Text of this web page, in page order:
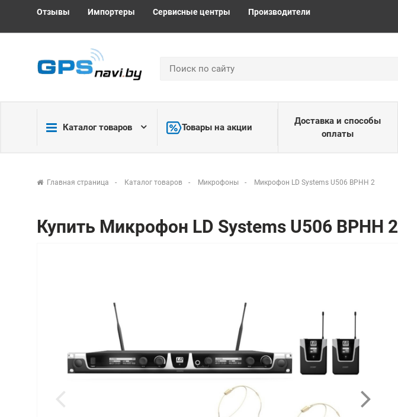
Отзывы Импортеры Сервисные центры Производители
Каталог товаров Товары на акции
Доставка и способы
оплаты
Главная страница Каталог товаров Микрофоны Микрофон LD Systems U506 BPHH 2
Купить Микрофон LD Systems U506 BPHH 2